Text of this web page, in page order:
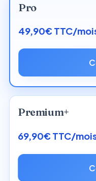
Pro
49,90€ TTC/
Premium+
69,90€ TTC/